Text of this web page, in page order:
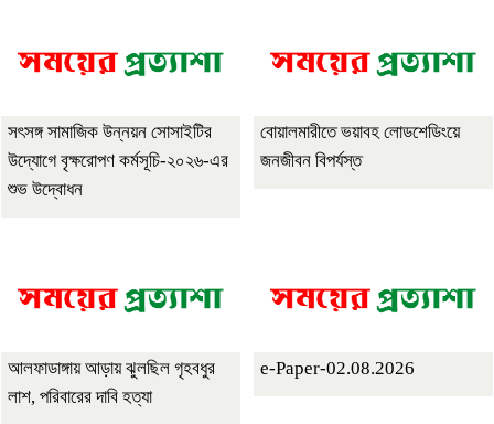
সৎসঙ্গ সামাজিক উন্নয়ন সোসাইটির
উদ্যোগে বৃক্ষরোপণ কর্মসূচি-২০২৬-এর
শুভ উদ্বোধন
বোয়ালমারীতে ভয়াবহ লোডশেডিংয়ে
জনজীবন বিপর্যস্ত
আলফাডাঙ্গায় আড়ায় ঝুলছিল গৃহবধুর
লাশ, পরিবারের দাবি হত্যা
e-Paper-02.08.2026